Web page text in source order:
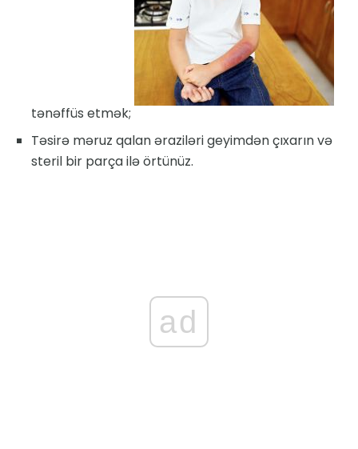
tənəffüs etmək;
Təsirə məruz qalan əraziləri geyimdən çıxarın və
steril bir parça ilə örtünüz.
ad